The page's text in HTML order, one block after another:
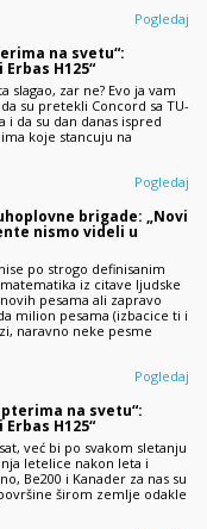
Pogledaj
na svetu“:
H125“
zar ne? Evo ja vam
su pretekli Concord sa TU-
i da su dan danas ispred
koje stancuju na
Pogledaj
brigade: „Novi
nismo videli u
po strogo definisanim
iz citave ljudske
pesama ali zapravo
milion pesama (izbacice ti i
naravno neke pesme
Pogledaj
na svetu“:
H125“
već bi po svakom sletanju
letelice nakon leta i
Be200 i Kanader za nas su
širom zemlje odakle